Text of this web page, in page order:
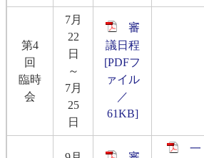
第4
回
臨時
会
7月
22
日
～
7月
25
日
審
議日程
[PDFフ
ァイル
／
61KB]
一